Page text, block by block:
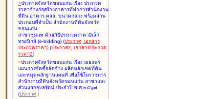
>ประกาศจังหวัดขอนแก่น เรื่อง ประกวด
ราคาจ้างก่อสร้างอาคารที่ทำการสำนักงาน
ที่ดิน อาคาร คสล. ขนาดกลาง พร้อมส่วน
ประกอบที่จำเป็น สำนักงานที่ดินจังหวัด
ขอนแก่น
สาขาชุมแพ ด้วยวิธีประกวดราคาอิเล็ก
ทรอนิกส์ (e-bidding) (ประกาศ, เอกสาร
ประกวดราคา) (ประกาศ2, เอกสารประกวด
ราคา2)
>ประกาศจังหวัดขอนแก่น เรื่อง เผยแพร่
แผนการจัดซื้อจัดจ้าง ผลิตหลักเขตที่ดิน
และหมุดหลักฐานแผนที่ เพื่อใช้ในราชการ
สำนักงานที่ดินจังหวัดขอนแก่น สาขาและ
ส่วนแยกอุบลรัตน์ ประจำปี พ.ศ.๒๕๖๗
(ประกาศ )